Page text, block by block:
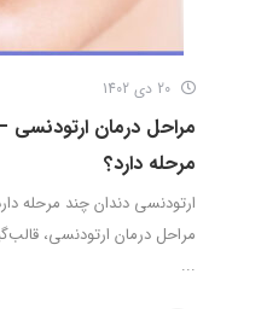
مراحل درمان ارتودنسی
مرحله دارد؟
ارتودنسی دندان چند مرحله
مراحل درمان ارتودنسی،
...